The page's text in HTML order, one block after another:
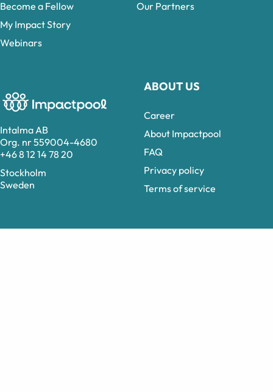
Intalma AB
Org. nr 559004-4680
+46 8 12 14 78 20
Stockholm
Sweden
ABOUT US
Career
About Impactpool
FAQ
Privacy policy
Terms of service
Become a Fellow
My Impact Story
Webinars
Our Partners